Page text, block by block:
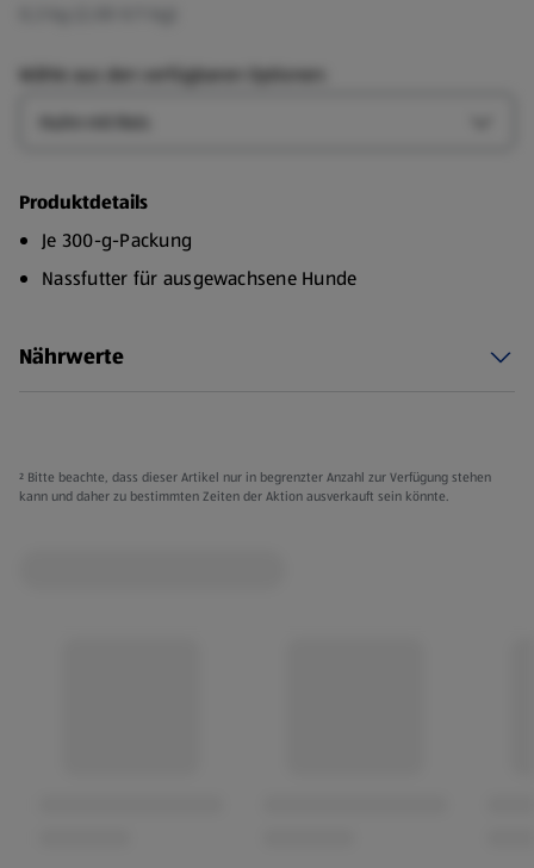
Wähle aus den verfügbaren Optionen:
Produktdetails
Je 300-g-Packung
Nassfutter für ausgewachsene Hunde
Nährwerte
² Bitte beachte, dass dieser Artikel nur in begrenzter Anzahl zur Verfügung stehen
kann und daher zu bestimmten Zeiten der Aktion ausverkauft sein könnte.